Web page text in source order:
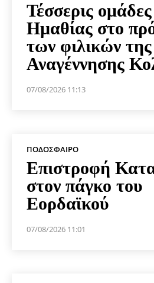
Τέσσερις
Ημαθίας στο
των φιλικών της
Αναγέννησης
07/08/2026 11:13
ΠΟΔΌΣΦΑΙΡΟ
Επιστροφή
στον πάγκο του
Εορδαϊκού
07/08/2026 11:01